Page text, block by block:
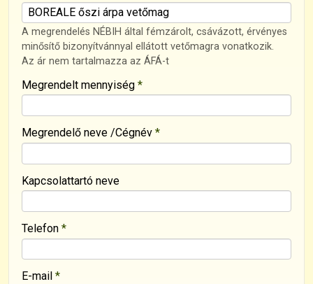
-
-
-
-
-
-
A megrendelés NÉBIH által fémzárolt, csávázott, érvényes
minősítő bizonyítvánnyal ellátott vetőmagra vonatkozik.
Az ár nem tartalmazza az ÁFÁ-t
Megrendelt mennyiség *
Megrendelő neve /Cégnév *
Kapcsolattartó neve
Telefon *
E-mail *